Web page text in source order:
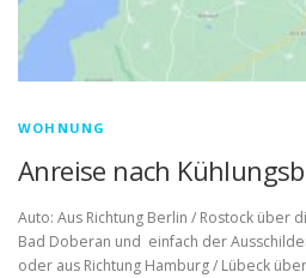
WOHNUNG
Anreise nach
Auto: Aus Richtung Berlin / Rostock über
Bad Doberan und einfach der
oder aus Richtung Hamburg / Lübeck